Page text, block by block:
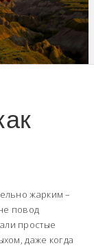
жарким –
повод
простые
даже когда